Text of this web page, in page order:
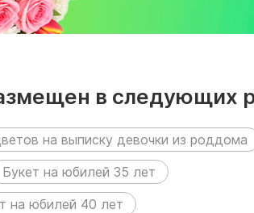
в следующих
на выписку девочки из роддома
Букет на юбилей 35 лет
на юбилей 40 лет